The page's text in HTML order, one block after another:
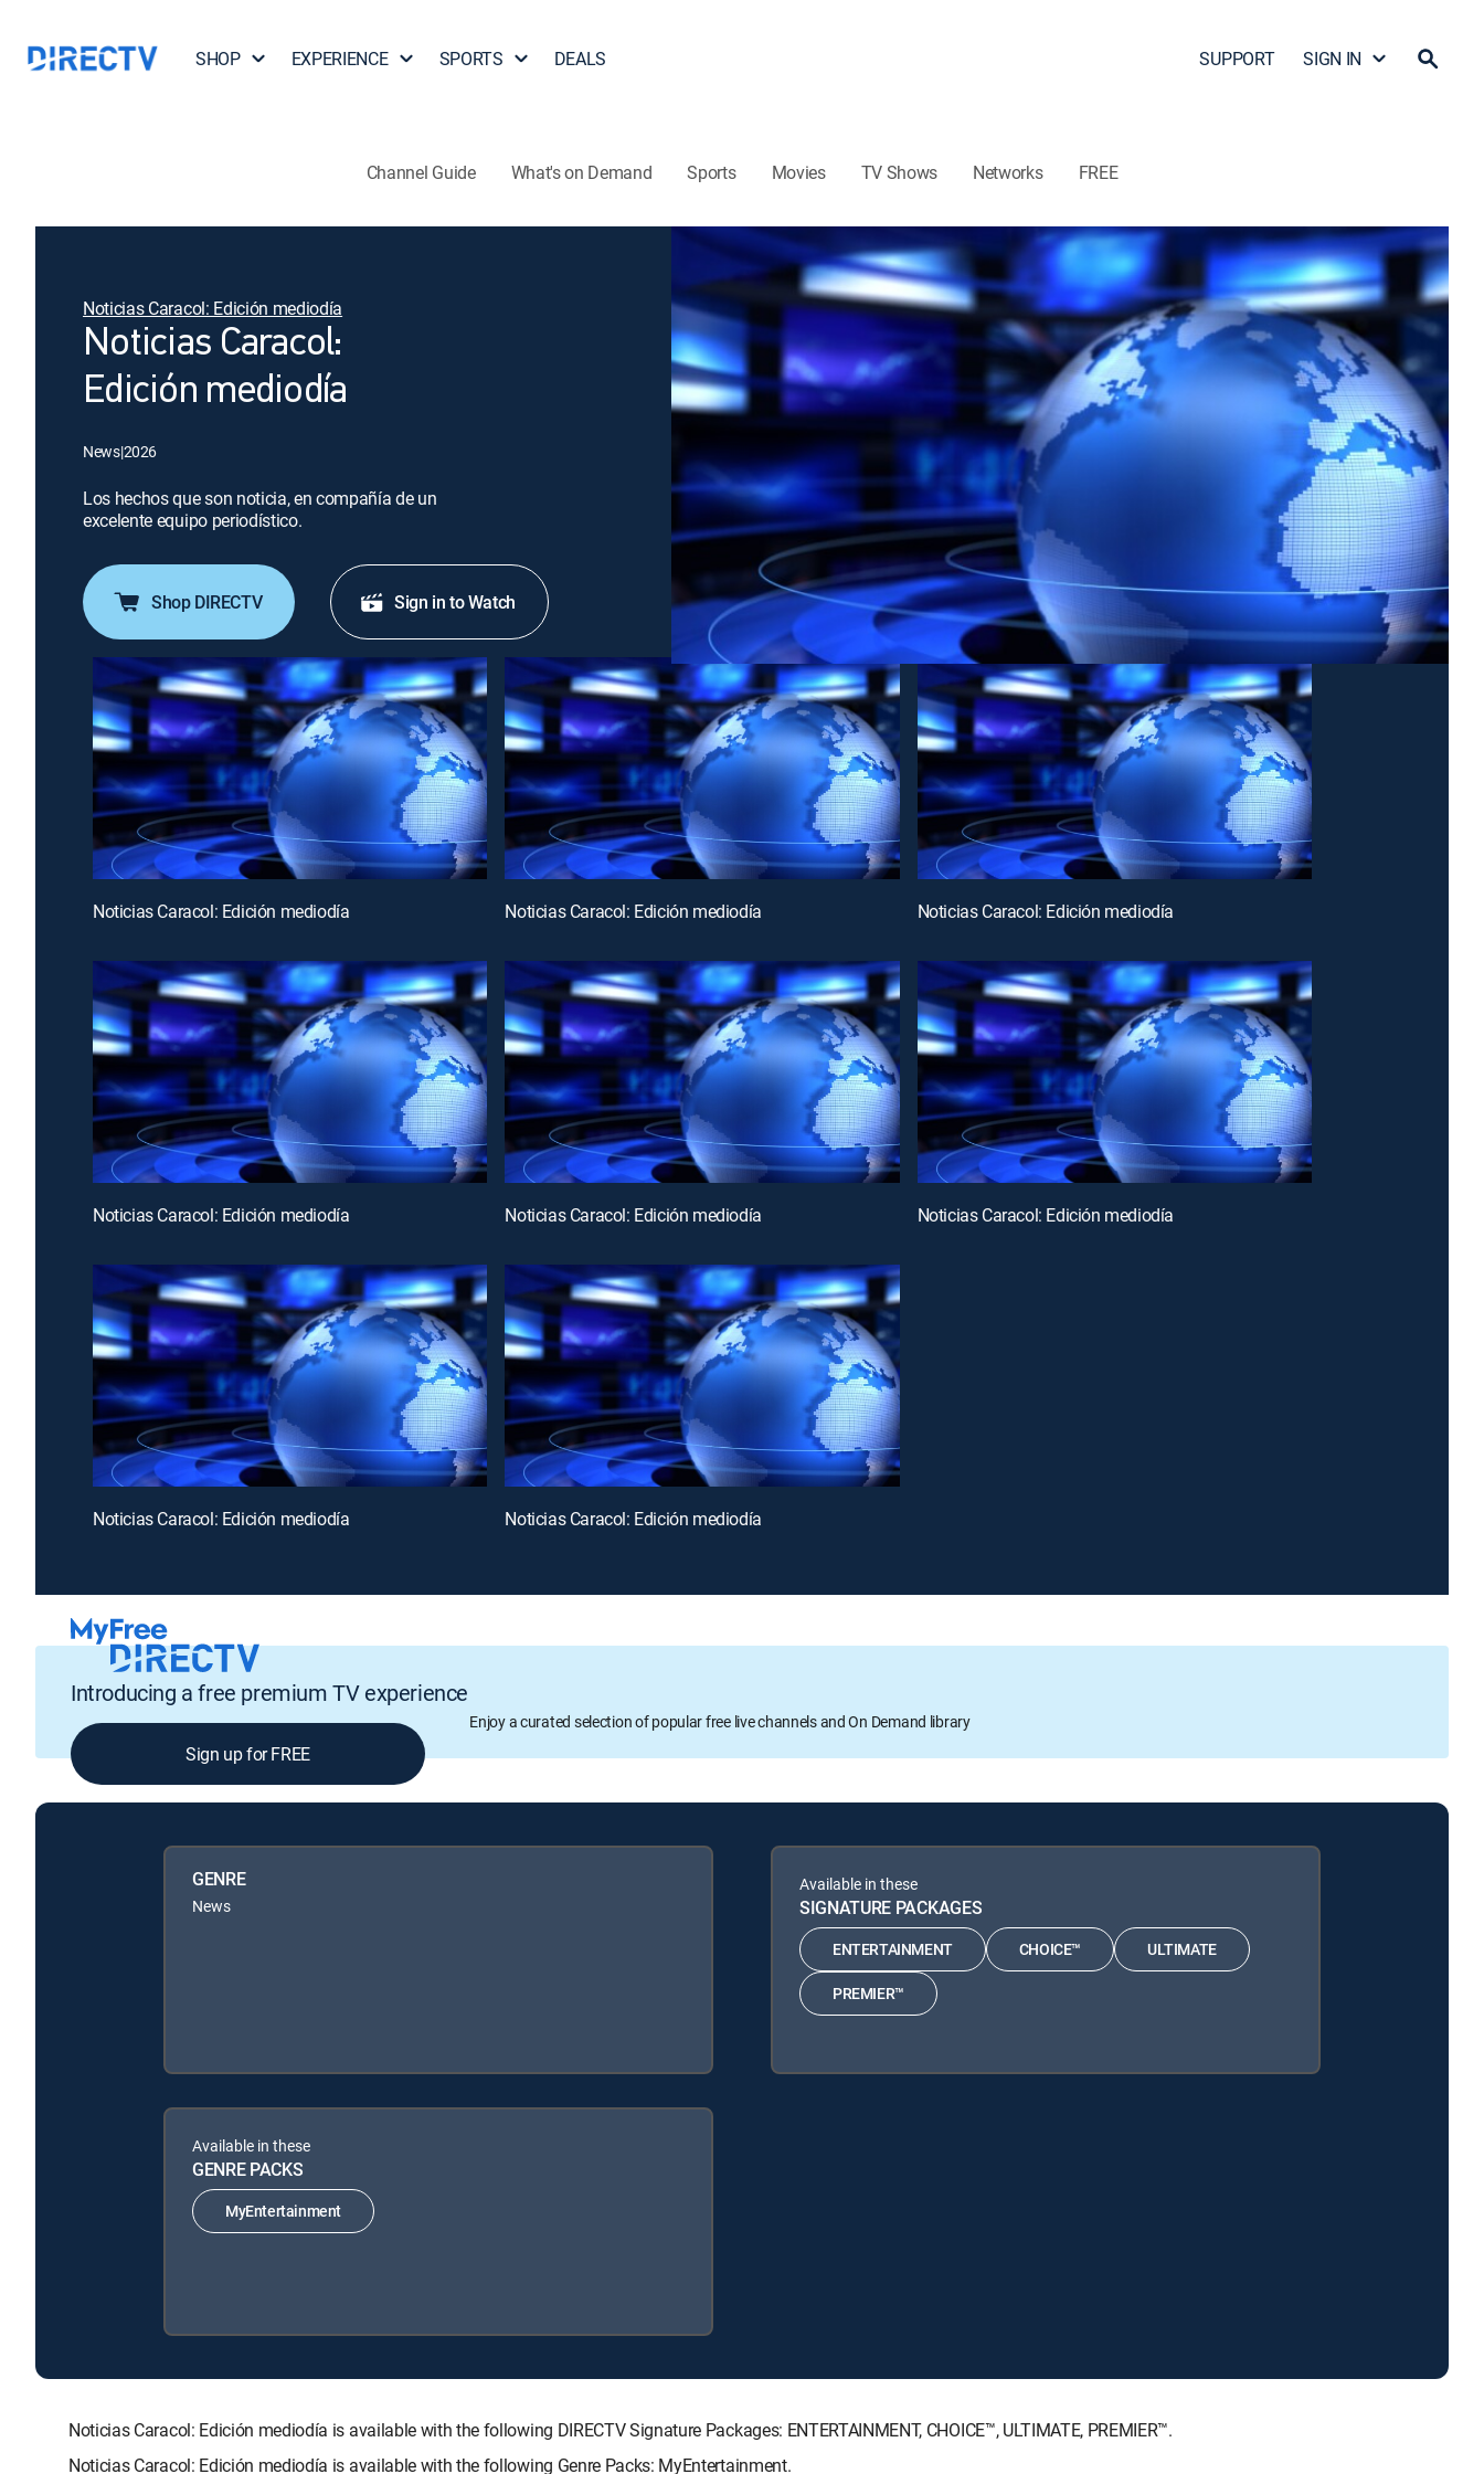
SHOP EXPERIENCE SPORTS DEALS SUPPORT SIGN IN
Channel Guide What's on Demand Sports Movies TV Shows Networks FREE
Noticias Caracol: Edición mediodía
Noticias Caracol:
Edición mediodía
News|2026
Los hechos que son noticia, en compañía de un
excelente equipo periodístico.
Shop DIRECTV Sign in to Watch
Noticias Caracol: Edición mediodía Noticias Caracol: Edición mediodía Noticias Caracol: Edición mediodía
Noticias Caracol: Edición mediodía Noticias Caracol: Edición mediodía Noticias Caracol: Edición mediodía
Noticias Caracol: Edición mediodía Noticias Caracol: Edición mediodía
Introducing a free premium TV experience
Enjoy a curated selection of popular free live channels and On Demand library
Sign up for FREE
GENRE
News
Available in these
SIGNATURE PACKAGES
ENTERTAINMENT CHOICE™ ULTIMATE
PREMIER™
Available in these
GENRE PACKS
MyEntertainment
Noticias Caracol: Edición mediodía is available with the following DIRECTV Signature Packages: ENTERTAINMENT, CHOICE™, ULTIMATE, PREMIER™.
Noticias Caracol: Edición mediodía is available with the following Genre Packs: MyEntertainment.